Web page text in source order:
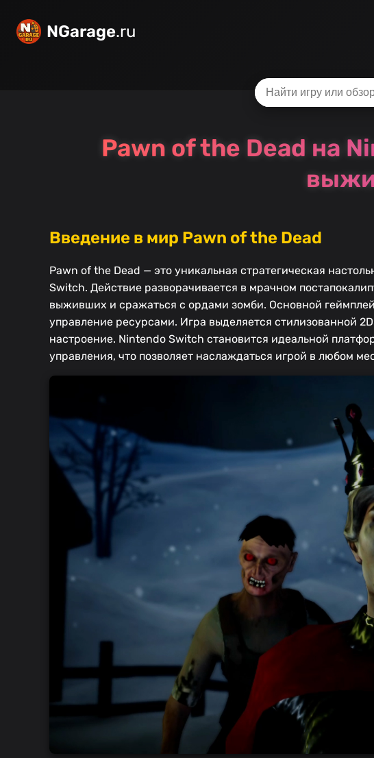
NGarage.ru
Pawn of the Dead на
Введение в мир Pawn of the Dead
Pawn of the Dead — это уникальная стратегическая
Switch. Действие разворачивается в мрачном
выживших и сражаться с ордами зомби. Основной
управление ресурсами. Игра выделяется стилизованной
настроение. Nintendo Switch становится идеальной
управления, что позволяет наслаждаться игрой в любом